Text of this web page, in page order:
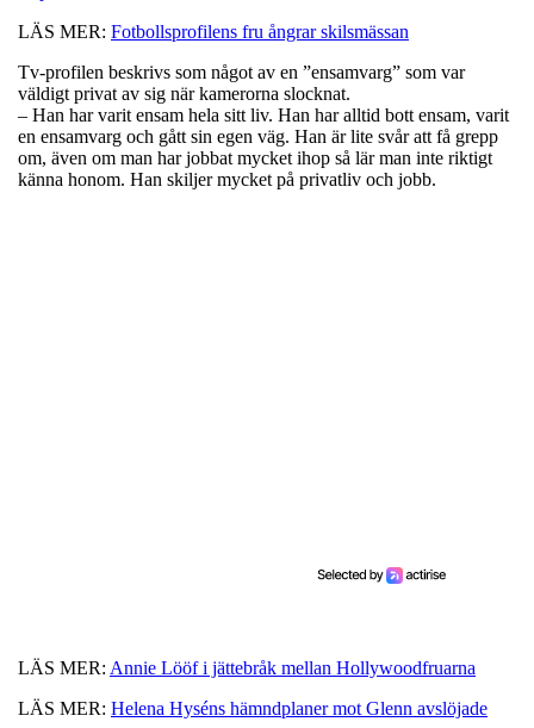
LÄS MER: Fotbollsprofilens fru ångrar skilsmässan
Tv-profilen beskrivs som något av en ”ensamvarg” som var
väldigt privat av sig när kamerorna slocknat.
– Han har varit ensam hela sitt liv. Han har alltid bott ensam, varit
en ensamvarg och gått sin egen väg. Han är lite svår att få grepp
om, även om man har jobbat mycket ihop så lär man inte riktigt
känna honom. Han skiljer mycket på privatliv och jobb.
LÄS MER: Annie Lööf i jättebråk mellan Hollywoodfruarna
LÄS MER: Helena Hyséns hämndplaner mot Glenn avslöjade